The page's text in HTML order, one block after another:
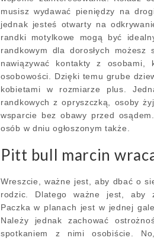
musisz wydawać pieniędzy na
jednak jesteś otwarty na
randki motylkowe mogą być
randkowym dla dorosłych
nawiązywać kontakty z osobami,
osobowości. Dzięki temu grube
kobietami w rozmiarze plus.
randkowych z opryszczką, osoby
wsparcie bez obawy przed
osób w dniu ogłoszonym także.
Pitt bull marcin
Wreszcie, ważne jest, aby dbać o
rodzic. Dlatego ważne jest, aby
Paczka w planach jest w jednej
Należy jednak zachować
spotkaniem z nimi osobiście.